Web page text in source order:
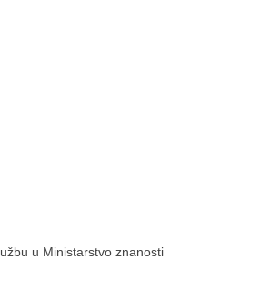
u Ministarstvo znanosti